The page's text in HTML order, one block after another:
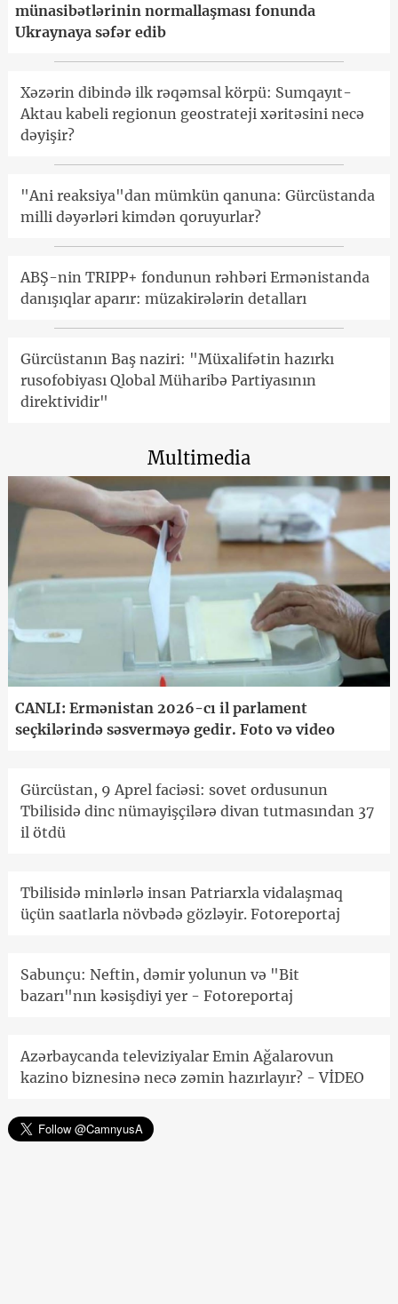
münasibətlərinin normallaşması fonunda
Ukraynaya səfər edib
Xəzərin dibində ilk rəqəmsal körpü: Sumqayıt-
Aktau kabeli regionun geostrateji xəritəsini necə
dəyişir?
"Ani reaksiya"dan mümkün qanuna: Gürcüstanda
milli dəyərləri kimdən qoruyurlar?
ABŞ-nin TRIPP+ fondunun rəhbəri Ermənistanda
danışıqlar aparır: müzakirələrin detalları
Gürcüstanın Baş naziri: "Müxalifətin hazırkı
rusofobiyası Qlobal Müharibə Partiyasının
direktividir"
Multimedia
CANLI: Ermənistan 2026-cı il parlament
seçkilərində səsverməyə gedir. Foto və video
Gürcüstan, 9 Aprel faciəsi: sovet ordusunun
Tbilisidə dinc nümayişçilərə divan tutmasından 37
il ötdü
Tbilisidə minlərlə insan Patriarxla vidalaşmaq
üçün saatlarla növbədə gözləyir. Fotoreportaj
Sabunçu: Neftin, dəmir yolunun və "Bit
bazarı"nın kəsişdiyi yer - Fotoreportaj
Azərbaycanda televiziyalar Emin Ağalarovun
kazino biznesinə necə zəmin hazırlayır? - VİDEO